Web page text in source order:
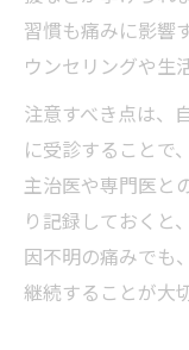
習慣も痛みに影響
ウンセリングや生
注意すべき点は、
に受診することで
主治医や専門医と
り記録しておくと
因不明の痛みでも
継続することが大